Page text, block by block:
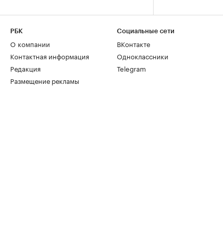
РБК
О компании
Контактная информация
Редакция
Размещение рекламы
Социальные сети
ВКонтакте
Одноклассники
Telegram